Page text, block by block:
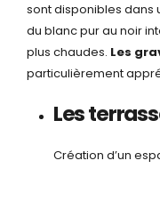
sont disponibles dans
du blanc pur au noir
plus chaudes. Les
particulièrement
Les
Création d’un